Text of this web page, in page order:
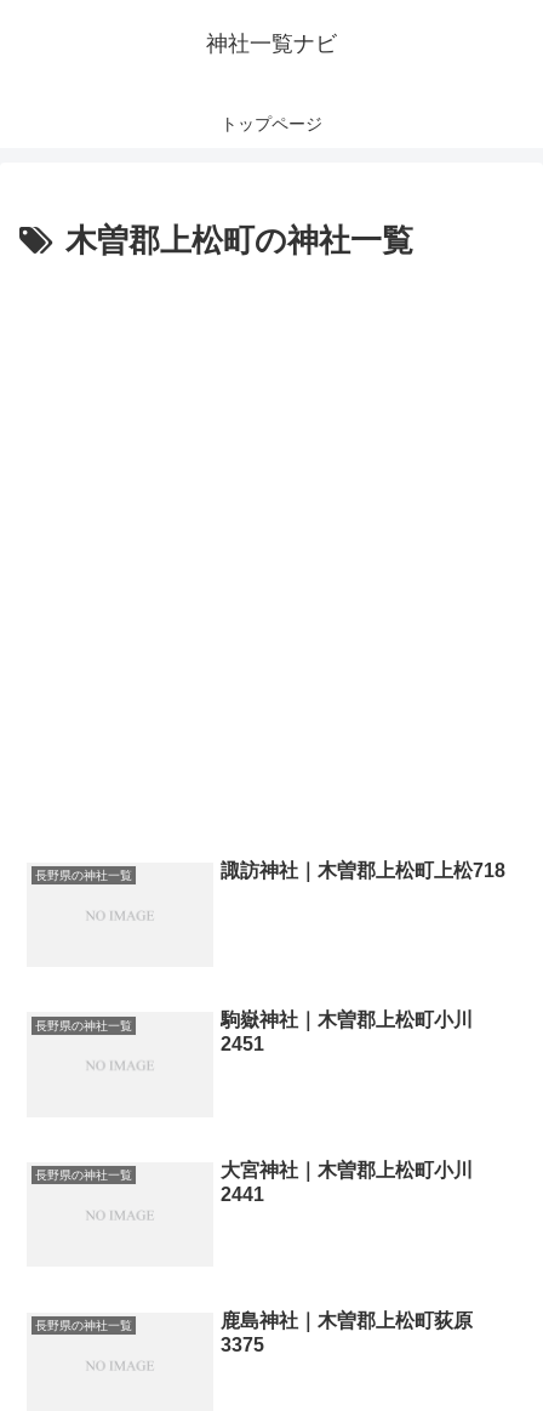
神社一覧ナビ
トップページ
木曽郡上松町の神社一覧
長野県の神社一覧 諏訪神社｜木曽郡上松町上松718
長野県の神社一覧
駒嶽神社｜木曽郡上松町小川
2451
長野県の神社一覧
大宮神社｜木曽郡上松町小川
2441
長野県の神社一覧
鹿島神社｜木曽郡上松町荻原
3375